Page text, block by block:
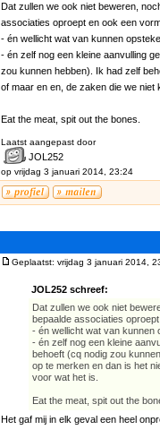
Dat zullen we ook niet beweren,
associaties oproept en ook een
- én wellicht wat van kunnen
- én zelf nog een kleine aanvulling
zou kunnen hebben). Ik had zelf
of maar en en, de zaken die we
Eat the meat, spit out the bones.
Laatst aangepast door
JOL252
op vrijdag 3 januari 2014, 23:24
Geplaatst: vrijdag 3 januari 2014,
JOL252 schreef:
Dat zullen we ook niet
bepaalde associaties
- én wellicht wat van kunnen
- én zelf nog een kleine
behoeft (cq nodig zou
op te merken en dan is het
voor wat het is.
Eat the meat, spit out the
Het gaf mij in elk geval een heel